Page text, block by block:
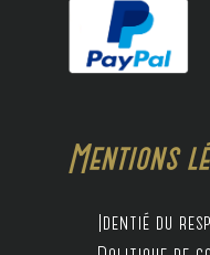
Mentions
Identié du